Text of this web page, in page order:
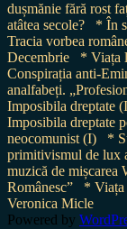
dușmănie fără rost
atâtea secole?
* În
Tracia vorbea
Decembrie
* Viața
Conspirația anti-
analfabeți.
Imposibila dreptate
Imposibila dreptate
neocomunist (I)
*
primitivismul de lux
muzică de mișcarea
Românesc”
* Viața
Veronica Micle
Powered by